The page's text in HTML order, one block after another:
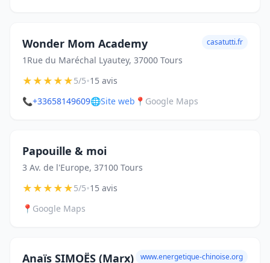
Wonder Mom Academy
1Rue du Maréchal Lyautey, 37000 Tours
casatutti.fr
★★★★★5/5•15 avis
📞+33658149609🌐Site web 📍 Google Maps
Papouille & moi
3 Av. de l'Europe, 37100 Tours
★★★★★5/5•15 avis
📍 Google Maps
Anaïs SIMOËS (Marx) www.energetique-chinoise.org